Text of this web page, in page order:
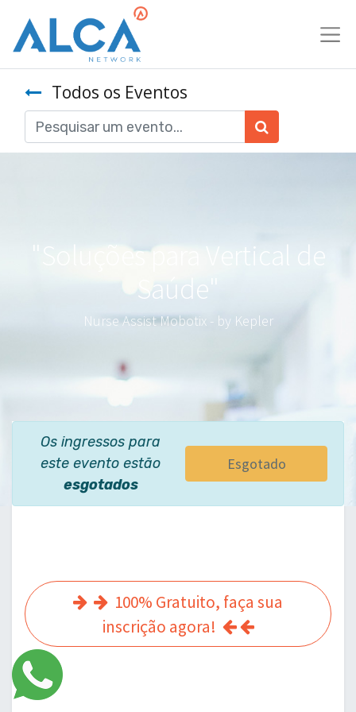
Todos os Eventos
"Soluções para Vertical de
Saúde"
Nurse Assist Mobotix - by Kepler
Os ingressos para
este evento estão
esgotados
Esgotado
​ 100% Gratuito, faça sua
inscrição agora! ​